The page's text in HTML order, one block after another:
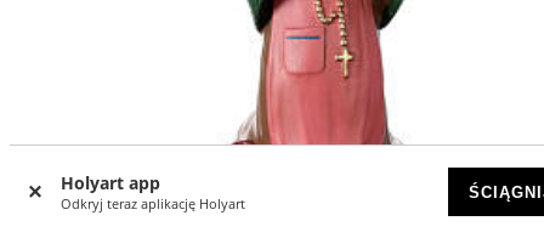
Holyart app
Odkryj teraz aplikację Holyart